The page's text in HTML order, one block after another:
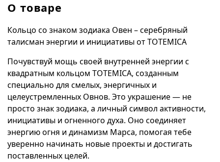
О товаре
Кольцо со знаком зодиака Овен – серебряный
талисман энергии и инициативы от TOTEMICA
Почувствуй мощь своей внутренней энергии с
квадратным кольцом TOTEMICA, созданным
специально для смелых, энергичных и
целеустремленных Овнов. Это украшение — не
просто знак зодиака, а личный символ активности,
инициативы и огненного духа. Оно соединяет
энергию огня и динамизм Марса, помогая тебе
уверенно начинать новые проекты и достигать
поставленных целей.